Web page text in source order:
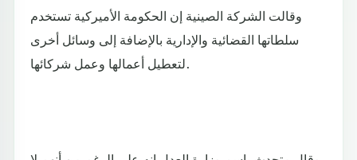
وقالت الشركة الصينية إن الحكومة الأميركية تستخدم
سلطاتها القضائية والإدارية بالإضافة إلى وسائل أخرى
لتعطيل أعمالها وعمل شركائها.